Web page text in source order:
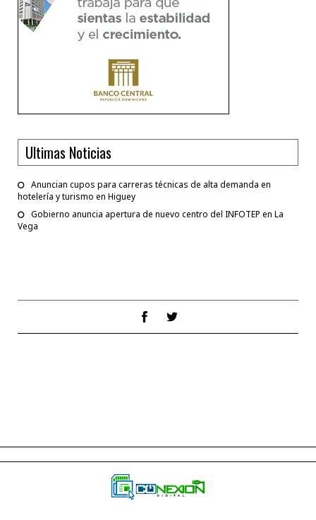
Ultimas Noticias
Anuncian cupos para carreras técnicas de alta demanda en
hotelería y turismo en Higuey
Gobierno anuncia apertura de nuevo centro del INFOTEP en La
Vega